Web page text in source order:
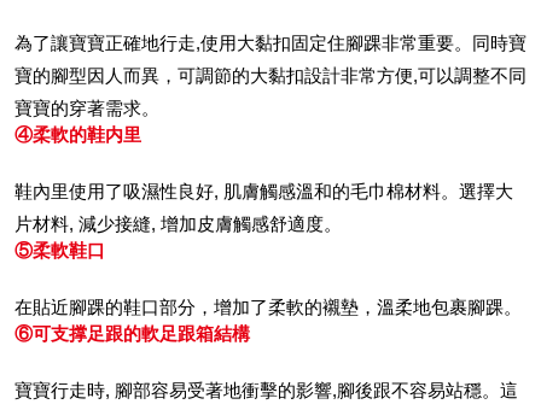
為了讓寶寶正確地行走,使用大黏扣固定住腳踝非常重要。同時寶
寶的腳型因人而異，可調節的大黏扣設計非常方便,可以調整不同
寶寶的穿著需求。
④柔軟的鞋内里
鞋內里使用了吸濕性良好, 肌膚觸感溫和的毛巾棉材料。選擇大
片材料, 減少接縫, 增加皮膚觸感舒適度。
⑤柔軟鞋口
在貼近腳踝的鞋口部分，增加了柔軟的襯墊，溫柔地包裹腳踝。
⑥可支撑足跟的軟足跟箱結構
寶寶行走時, 腳部容易受著地衝擊的影響,腳後跟不容易站穩。這